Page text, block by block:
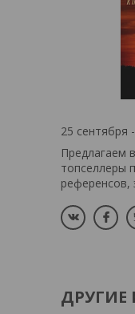
25 сентября
Предлагаем
топселлеры
референсов,
ДРУГИЕ